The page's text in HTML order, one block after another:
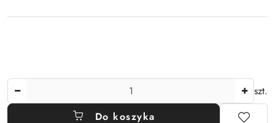
szt.
Do koszyka